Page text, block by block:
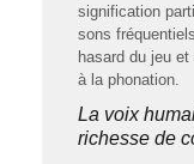
signification
sons
hasard du jeu
à la phonation.
La voix
richesse de